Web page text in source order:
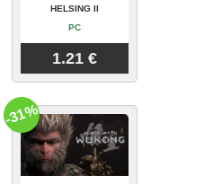
HELSING II
PC
1.21 €
-31%